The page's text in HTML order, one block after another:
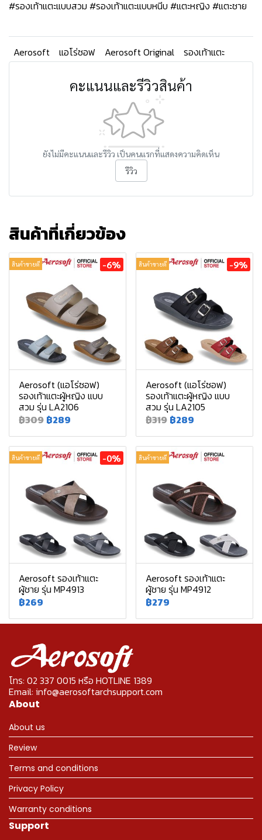
#รองเท้าแตะแบบสวม #รองเท้าแตะแบบหนีบ #แตะหญิง #แตะชาย
Aerosoft แอโร่ซอฟ Aerosoft Original รองเท้าแตะ
คะแนนและรีวิวสินค้า
ยังไม่มีคะแนนและรีวิว เป็นคนแรกที่แสดงความคิดเห็น
รีวิว
สินค้าที่เกี่ยวข้อง
สินค้าขายดี -6%
Aerosoft (แอโร่ซอฟ)
รองเท้าแตะผู้หญิง แบบ
สวม รุ่น LA2106
฿309 ฿289
สินค้าขายดี -9%
Aerosoft (แอโร่ซอฟ)
รองเท้าแตะผู้หญิง แบบ
สวม รุ่น LA2105
฿319 ฿289
สินค้าขายดี -0%
Aerosoft รองเท้าแตะ
ผู้ชาย รุ่น MP4913
฿269
สินค้าขายดี
Aerosoft รองเท้าแตะ
ผู้ชาย รุ่น MP4912
฿279
โทร: 02 337 0015 หรือ HOTLINE 1389
Email: info@aerosoftarchsupport.com
About
About us
Review
Terms and conditions
Privacy Policy
Warranty conditions
Support